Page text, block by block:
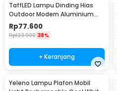
TaffLED Lampu Dinding Hias
Outdoor Modern Aluminium
6W Warm White - MSL021
Rp77.600
Rp123.900 38%
+ Keranjang
Yeleno Lampu Plafon Mobil